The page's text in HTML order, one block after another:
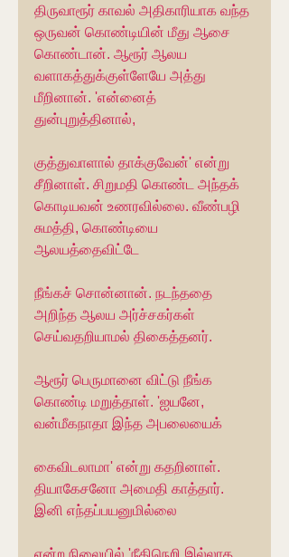
திருவாரூர் காவல் அதிகாரியாக வந்த
ஒருவன் கொண்டியின் மீது ஆசை
கொண்டான். ஆரூர் ஆலய
வளாகத்துக்குள்ளேயே அத்து
மீறினான். 'என்னைத்
துன்புறுத்தினால்,
குத்துவாளால் தாக்குவேன்' என்று
சீறினாள். சிறுமதி கொண்ட அந்தக்
கொடியவன் உணரவில்லை. வீண்பழி
சுமத்தி, கொண்டியை
ஆலயத்தைவிட்டே
நீங்கச் சொன்னான். நடந்ததை
அறிந்த ஆலய அர்ச்சகர்கள்
செய்வதறியாமல் திகைத்தனர்.
ஆரூர் பெருமானை விட்டு நீங்க
கொண்டி மறுத்தாள். 'ஐயனே,
வன்மீகநாதா இந்த அபலையைக்
கைவிடலாமா' என்று கதறினாள்.
தியாகேசனோ அமைதி காத்தார்.
இனி எந்தப்பயனுமில்லை
என்ற நிலையில் 'நீதிநெறி இல்லாத